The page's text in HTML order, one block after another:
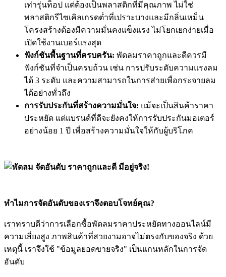
เท่ารุ่นท็อป แต่ต้องเป็นพลาสติกที่มีคุณภาพ ไม่ใช่
พลาสติกรีไซเคิลเกรดต่ำที่เปราะบางและมีกลิ่นเหม็น
โครงสร้างต้องมีความมั่นคงแข็งแรง ไม่โยกเยกง่ายเมื่อ
เปิดใช้งานเบอร์แรงสุด
ฟังก์ชันพื้นฐานที่ครบครัน: พัดลมราคาถูกและดีควรมี
ฟังก์ชันที่จำเป็นครบถ้วน เช่น การปรับระดับความแรงลม
ได้ 3 ระดับ และความสามารถในการส่ายเพื่อกระจายลม
ได้อย่างทั่วถึง
การรับประกันที่สร้างความมั่นใจ: แม้จะเป็นสินค้าราคา
ประหยัด แต่แบรนด์ที่ดีจะยังคงให้การรับประกันมอเตอร์
อย่างน้อย 1 ปี เพื่อสร้างความมั่นใจให้กับผู้บริโภค
ทำไมการจัดอันดับของเราจึงตอบโจทย์คุณ?
เราทราบดีว่าการเลือกซื้อพัดลมราคาประหยัดทางออนไลน์มี
ความเสี่ยงสูง ภาพสินค้าที่สวยงามอาจไม่ตรงกับของจริง ด้วย
เหตุนี้ เราจึงใช้ "ข้อมูลยอดขายจริง" เป็นแกนหลักในการจัด
อันดับ